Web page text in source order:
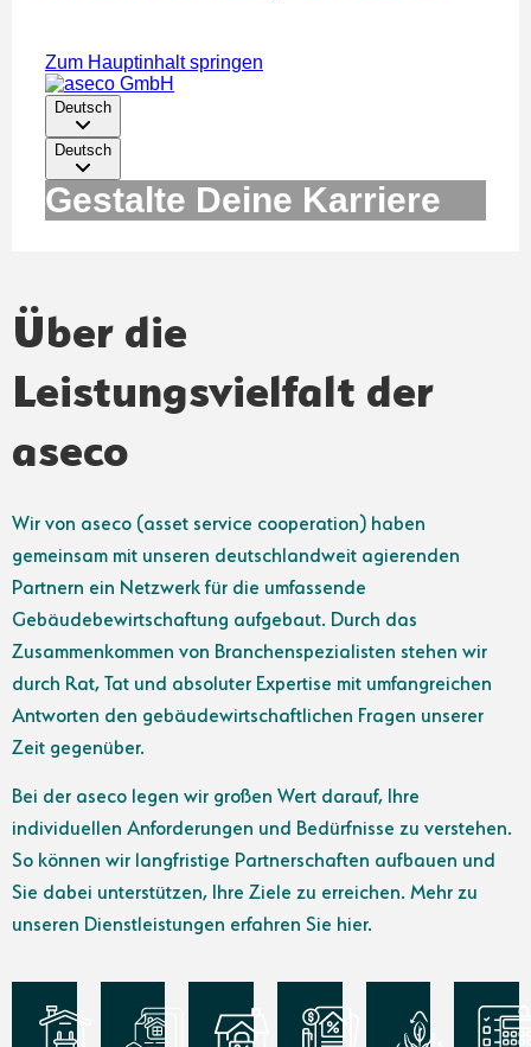
Über die
Leistungsvielfalt der
aseco
Wir von aseco (asset service cooperation) haben
gemeinsam mit unseren deutschlandweit agierenden
Partnern ein Netzwerk für die umfassende
Gebäudebewirtschaftung aufgebaut. Durch das
Zusammenkommen von Branchenspezialisten stehen wir
durch Rat, Tat und absoluter Expertise mit umfangreichen
Antworten den gebäudewirtschaftlichen Fragen unserer
Zeit gegenüber.
Bei der aseco legen wir großen Wert darauf, Ihre
individuellen Anforderungen und Bedürfnisse zu verstehen.
So können wir langfristige Partnerschaften aufbauen und
Sie dabei unterstützen, Ihre Ziele zu erreichen. Mehr zu
unseren Dienstleistungen erfahren Sie hier.